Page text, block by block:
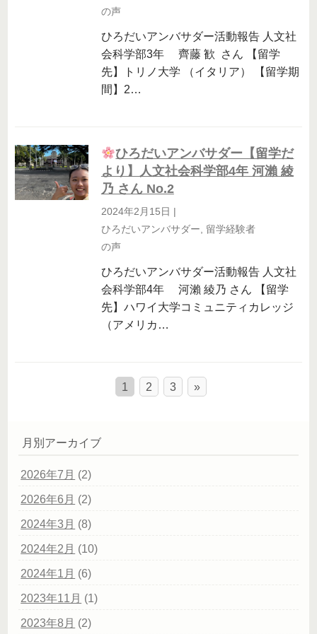
の声
ひろだいアンバサダー活動報告 人文社
会科学部3年 齊藤 歓 さん 【留学
先】トリノ大学 （イタリア） 【留学期
間】2…
ひろだいアンバサダー【留学だ
より】人文社会科学部4年 河瀨 綾
乃 さん No.2
2024年2月15日 |
ひろだいアンバサダー
留学経験者
の声
ひろだいアンバサダー活動報告 人文社
会科学部4年 河瀨 綾乃 さん 【留学
先】ハワイ大学コミュニティカレッジ
（アメリカ…
1 2 3 »
月別アーカイブ
2026年7月 (2)
2026年6月 (2)
2024年3月 (8)
2024年2月 (10)
2024年1月 (6)
2023年11月 (1)
2023年8月 (2)